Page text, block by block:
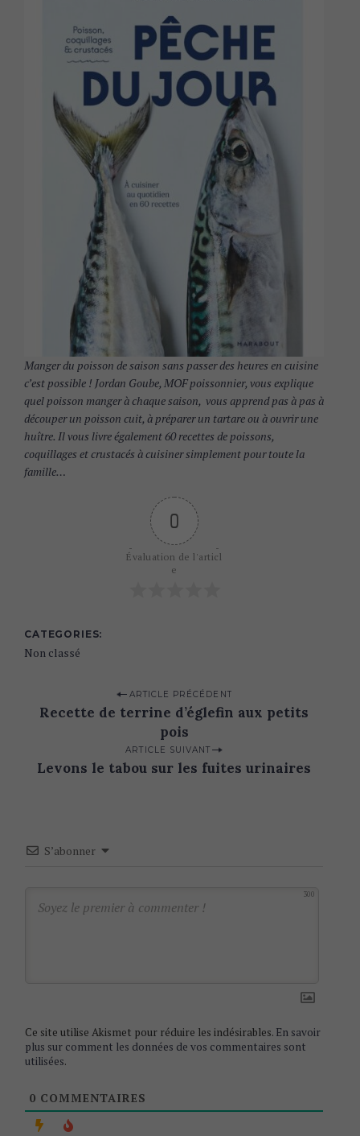
Manger du poisson de saison sans passer des heures en cuisine
c’est possible ! Jordan Goube, MOF poissonnier, vous explique
quel poisson manger à chaque saison, vous apprend pas à pas à
découper un poisson cuit, à préparer un tartare ou à ouvrir une
huître. Il vous livre également 60 recettes de poissons,
coquillages et crustacés à cuisiner simplement pour toute la
famille…
0
Évaluation de l'articl
e
CATEGORIES
Non classé
i
ARTICLE PRÉCÉDENT
Recette de terrine d’églefin aux petits
pois
ARTICLE SUIVANT
Levons le tabou sur les fuites urinaires
S’abonner
300
Ce site utilise Akismet pour réduire les indésirables. En savoir
plus sur comment les données de vos commentaires sont
utilisées.
0 COMMENTAIRES